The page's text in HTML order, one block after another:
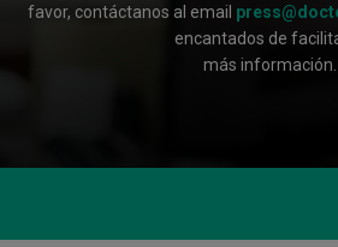
favor, contáctanos al email
encantados de
más información.